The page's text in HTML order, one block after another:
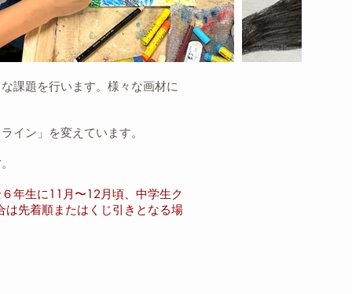
課題を行います。様々な画材に
イン」を変えています。
年生に11月〜12月頃、 中学生ク
先着順またはくじ引きとなる場